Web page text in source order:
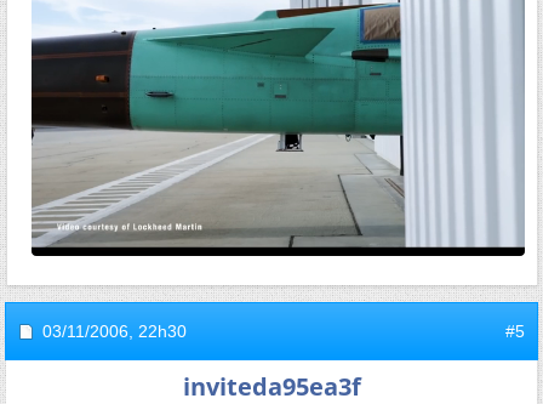
03/11/2006, 22h30 #5
inviteda95ea3f